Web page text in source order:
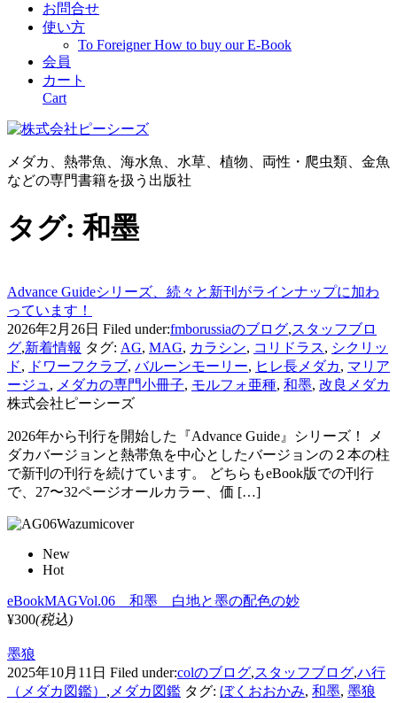
お問合せ
使い方
To Foreigner How to buy our E-Book
会員
カート
Cart
メダカ、熱帯魚、海水魚、水草、植物、両性・爬虫類、金魚
などの専門書籍を扱う出版社
タグ: 和墨
Advance Guideシリーズ、続々と新刊がラインナップに加わ
っています！
2026年2月26日 Filed under:fmborussiaのブログ,スタッフブロ
グ,新着情報 タグ: AG, MAG, カラシン, コリドラス, シクリッ
ド, ドワーフクラブ, バルーンモーリー, ヒレ長メダカ, マリア
ージュ , メダカの専門小冊子, モルフォ亜種, 和墨, 改良メダカ
株式会社ピーシーズ
2026年から刊行を開始した『Advance Guide』シリーズ！ メ
ダカバージョンと熱帯魚を中心としたバージョンの２本の柱
で新刊の刊行を続けています。 どちらもeBook版での刊行
で、27〜32ページオールカラー、価 […]
New
Hot
eBookMAGVol.06 和墨 白地と墨の配色の妙
¥300(税込)
墨狼
2025年10月11日 Filed under:colのブログ,スタッフブログ,ハ行
（メダカ図鑑） , メダカ図鑑 タグ: ぼくおおかみ, 和墨, 墨狼